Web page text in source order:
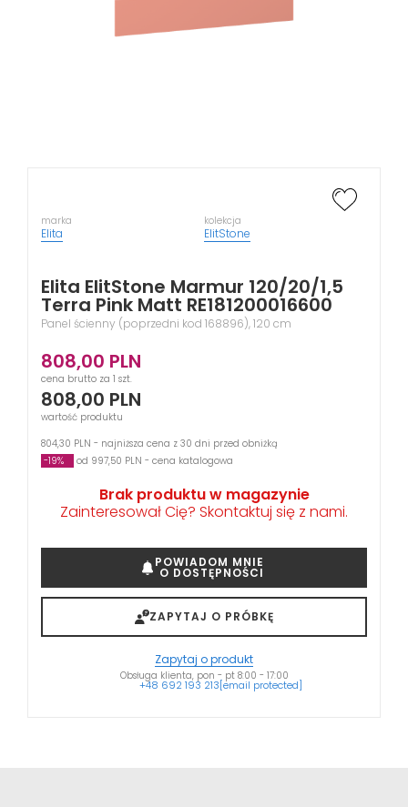
marka
Elita
kolekcja
ElitStone
Elita ElitStone Marmur 120/20/1,5
Terra Pink Matt RE181200016600
Panel ścienny (poprzedni kod 168896), 120 cm
808,00 PLN
cena brutto za 1 szt.
808,00 PLN
wartość produktu
804,30 PLN - najniższa cena z 30 dni przed obniżką
-19%
od 997,50 PLN - cena katalogowa
Brak produktu w magazynie
Zainteresował Cię? Skontaktuj się z nami.
POWIADOM MNIE
O DOSTĘPNOŚCI
ZAPYTAJ O PRÓBKĘ
Zapytaj o produkt
Obsługa klienta, pon - pt 8:00 - 17:00
+48 692 193 213[email protected]